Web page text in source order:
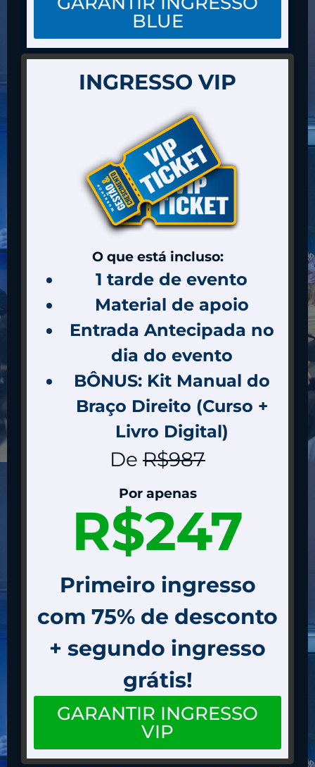
(Você e seu sócio(a) por R$ 48,50 cada)
BLUE
INGRESSO VIP
O que está incluso:
1 tarde de evento
Material de apoio
Entrada Antecipada no
dia do evento
BÔNUS: Kit Manual do
Braço Direito (Curso +
Livro Digital)
De R$987
Por apenas
R$247
Primeiro ingresso
com 75% de desconto
+ segundo ingresso
grátis!
(Você e seu sócio(a) por R$ 123,50 cada)
GARANTIR INGRESSO
VIP